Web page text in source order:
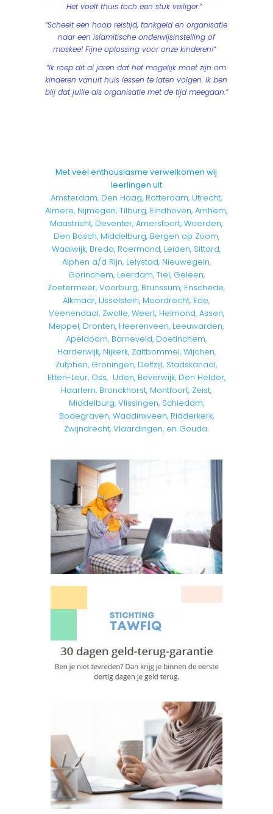
Het voelt thuis toch een stuk veiliger.”
“Scheelt een hoop reistijd, tankgeld en organisatie
naar een islamitische onderwijsinstelling of
moskee! Fijne oplossing voor onze kinderen!”
“Ik roep dit al jaren dat het mogelijk moet zijn om
kinderen vanuit huis lessen te laten volgen. Ik ben
blij dat jullie als organisatie met de tijd meegaan.”
Met veel enthousiasme verwelkomen wij
leerlingen uit
Amsterdam, Den Haag, Rotterdam, Utrecht,
Almere, Nijmegen, Tilburg, Eindhoven, Arnhem,
Maastricht, Deventer, Amersfoort, Woerden,
Den Bosch, Middelburg, Bergen op Zoom,
Waalwijk, Breda, Roermond, Leiden, Sittard,
Alphen a/d Rijn, Lelystad, Nieuwegein,
Gorinchem, Leerdam, Tiel, Geleen,
Zoetermeer, Voorburg, Brunssum, Enschede,
Alkmaar, IJsselstein, Moordrecht, Ede,
Veenendaal, Zwolle, Weert, Helmond, Assen,
Meppel, Dronten, Heerenveen, Leeuwarden,
Apeldoorn, Barneveld, Doetinchem,
Harderwijk, Nijkerk, Zaltbommel, Wijchen,
Zutphen, Groningen, Delfzijl, Stadskanaal,
Etten-Leur, Oss, Uden, Beverwijk, Den Helder,
Haarlem, Bronckhorst, Montfoort, Zeist,
Middelburg, Vlissingen, Schiedam,
Bodegraven, Waddinxveen, Ridderkerk,
Zwijndrecht, Vlaardingen, en Gouda.